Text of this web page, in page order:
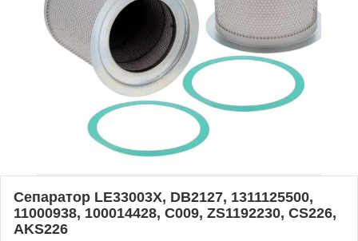
Сепаратор LE33003X, DB2127, 1311125500,
11000938, 100014428, C009, ZS1192230, CS226,
AKS226